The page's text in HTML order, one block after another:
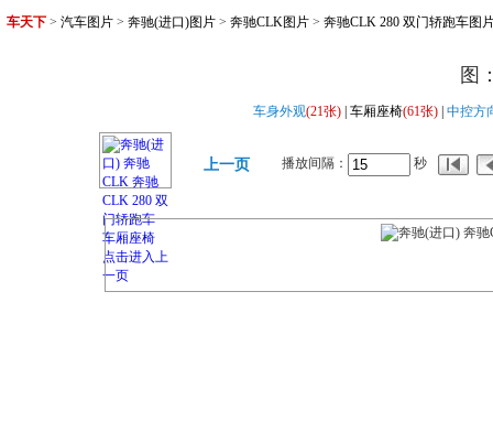
车天下 > 汽车图片 > 奔驰(进口)图片 > 奔驰CLK图片 > 奔驰CLK 280 双门轿跑车图
图
车身外观(21张) | 车厢座椅(61张) 中控方
上一页 播放间隔： 秒